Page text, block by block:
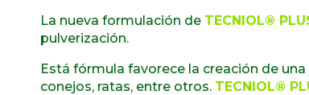
La nueva formulación de TECNIOL®
pulverización.
Está fórmula favorece la creación de
conejos, ratas, entre otros. TECNIOL®